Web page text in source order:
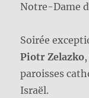
Notre-Dame
Soirée
Piotr Zelazko
paroisses
Israël.